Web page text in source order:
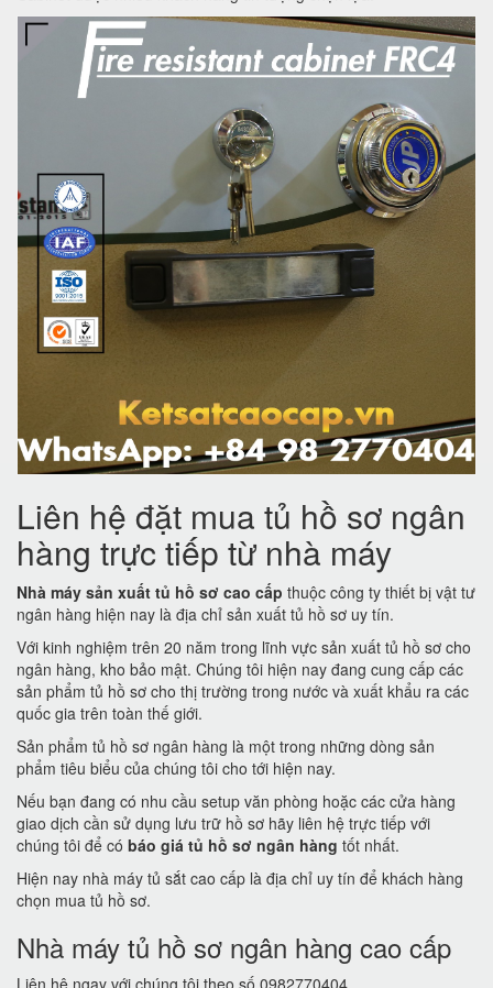
Liên hệ đặt mua tủ hồ sơ ngân
hàng trực tiếp từ nhà máy
Nhà máy sản xuất tủ hồ sơ cao cấp thuộc công ty thiết bị vật tư
ngân hàng hiện nay là địa chỉ sản xuất tủ hồ sơ uy tín.
Với kinh nghiệm trên 20 năm trong lĩnh vực sản xuất tủ hồ sơ cho
ngân hàng, kho bảo mật. Chúng tôi hiện nay đang cung cấp các
sản phẩm tủ hồ sơ cho thị trường trong nước và xuất khẩu ra các
quốc gia trên toàn thế giới.
Sản phẩm tủ hồ sơ ngân hàng là một trong những dòng sản
phẩm tiêu biểu của chúng tôi cho tới hiện nay.
Nếu bạn đang có nhu cầu setup văn phòng hoặc các cửa hàng
giao dịch cần sử dụng lưu trữ hồ sơ hãy liên hệ trực tiếp với
chúng tôi để có báo giá tủ hồ sơ ngân hàng tốt nhất.
Hiện nay nhà máy tủ sắt cao cấp là địa chỉ uy tín để khách hàng
chọn mua tủ hồ sơ.
Nhà máy tủ hồ sơ ngân hàng cao cấp